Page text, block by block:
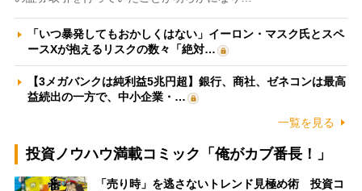
「いつ暴発してもおかしくはない」イーロン・マスク氏とスペ
ースXが抱えるリスクの数々「絶対…
【3メガバンクは純利益5兆円超】銀行、商社、ゼネコンは最高
益続出の一方で、中小企業・…
一覧を見る
投資ノウハウ満載コミック「俺がカブ番長！」
「売り時」を逃さないトレンド見極め術 投資コ